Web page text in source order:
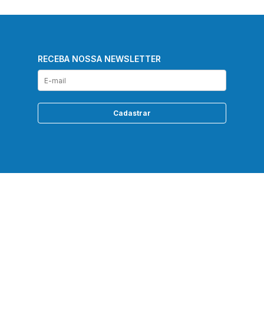
RECEBA NOSSA NEWSLETTER
Cadastrar